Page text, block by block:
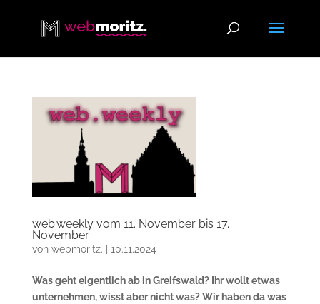
web.weekly vom 11. November bis 17.
November
von webmoritz. 10.11.2024
Was geht eigentlich ab in Greifswald? Ihr wollt etwas
unternehmen, wisst aber nicht was? Wir haben da was